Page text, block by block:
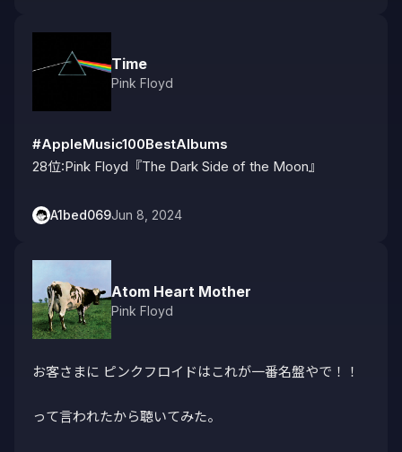
Time
Pink Floyd
#AppleMusic100BestAlbums
28位:Pink Floyd『The Dark Side of the Moon』
A1bed069Jun 8, 2024
Atom Heart Mother
Pink Floyd
お客さまに ピンクフロイドはこれが一番名盤やで！！
って言われたから聴いてみた。